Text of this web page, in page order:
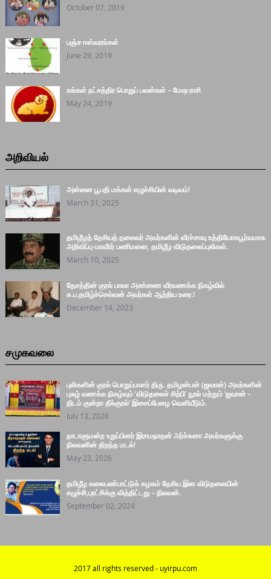
October 07, 2019
பஞ்ச ஈஸ்வரங்கள்
June 29, 2019
உங்கள் நட்சத்திர பொதுப் பலன்கள் – மேஷ ராசி
May 24, 2019
அறிவியல்
அன்னை பூபதி மக்கள் எழுச்சியின் வடிவம்!
March 31, 2025
தமிழீழத் தேசியத் தலைவர் அவர்களின் வீரச்சாவு உத்தியோகபூர்வமாக
அறிவிப்பு-மாவீரர் பணிமனை, தமிழீழ விடுதலைப்புலிகள்.
March 10, 2025
தேசத்தின் குரல் பாலா அண்ணை வீரவணக்க நிகழ்வில்
சு.ப.தமிழ்ச்செல்வன் அவர்கள் ஆற்றிய உரை.!
December 14, 2023
சமுகவலை
புலிகளின் குரல் பொறுப்பாளர் திரு. தமிழன்பன் (ஜவான்) அவர்களின்
புகழ் வணக்க நிகழ்வும் ‘விடுதலைச் சிற்பி’ நூல் மற்றும் ‘ஜவான் –
திடம் குன்றா தீக்குரல்’ இசைப்பேழை வெளியீடும்.
July 13, 2026
நாடாளுமன்ற உறுப்பினர் இராமநாதன் அர்ச்சுனா அவர்களுக்கு
நிலவனின் திறந்த மடல்!
May 23, 2026
தமிழீழ கலைபண்பாட்டுக் கழகம் தேசிய இன விடுதலையின்
எழுச்சி,புரட்சிக்கு வித்திட்டது – நிலவன்.
September 02, 2024
2017 all rights reserved - uyirpu.com